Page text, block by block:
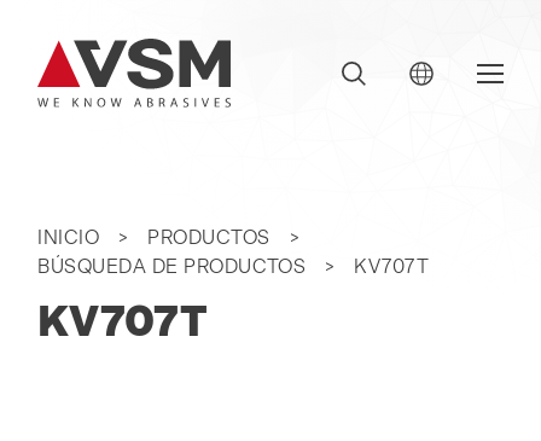
INICIO
PRODUCTOS
BÚSQUEDA DE PRODUCTOS
KV707T
KV707T